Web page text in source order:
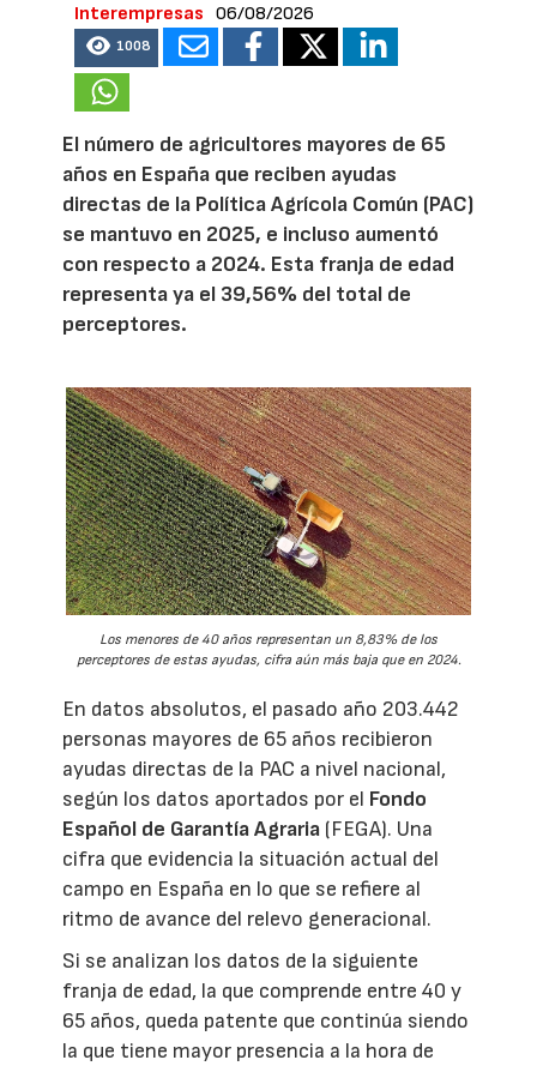
Interempresas
06/08/2026
1008
El número de agricultores mayores de 65
años en España que reciben ayudas
directas de la Política Agrícola Común (PAC)
se mantuvo en 2025, e incluso aumentó
con respecto a 2024. Esta franja de edad
representa ya el 39,56% del total de
perceptores.
Los menores de 40 años representan un 8,83% de los
perceptores de estas ayudas, cifra aún más baja que en 2024.
En datos absolutos, el pasado año 203.442
personas mayores de 65 años recibieron
ayudas directas de la PAC a nivel nacional,
según los datos aportados por el Fondo
Español de Garantía Agraria (FEGA). Una
cifra que evidencia la situación actual del
campo en España en lo que se refiere al
ritmo de avance del relevo generacional.
Si se analizan los datos de la siguiente
franja de edad, la que comprende entre 40 y
65 años, queda patente que continúa siendo
la que tiene mayor presencia a la hora de